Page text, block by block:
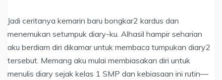
Jadi ceritanya kemarin baru bongkar2 kardus dan
menemukan setumpuk diary-ku. Alhasil hampir seharian
aku berdiam diri dikamar untuk membaca tumpukan diary2
tersebut. Memang aku mulai membiasakan diri untuk
menulis diary sejak kelas 1 SMP dan kebiasaan ini rutin—